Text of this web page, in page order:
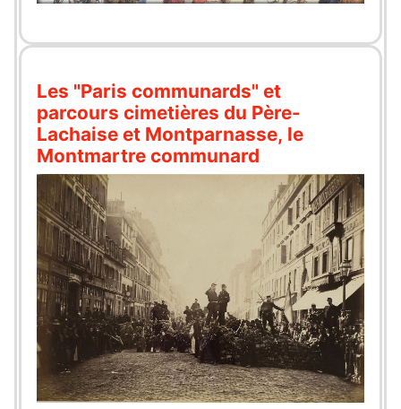
Les "Paris communards" et
parcours cimetières du Père-
Lachaise et Montparnasse, le
Montmartre communard